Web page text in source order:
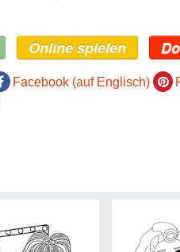
Online spielen
Facebook (auf Englisch)